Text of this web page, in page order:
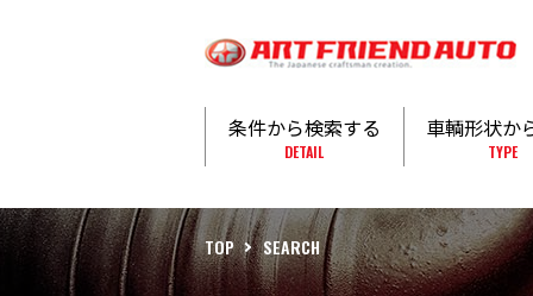
条件から検索する
DETAIL
車輌形状か
TYPE
TOP SEARCH